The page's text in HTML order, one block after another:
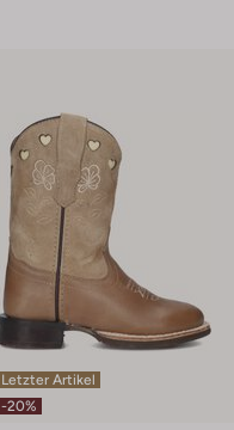
Letzter Artikel
-20%